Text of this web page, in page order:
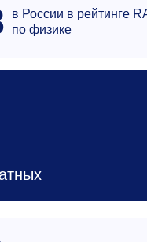
в России в рейтинге
по физике